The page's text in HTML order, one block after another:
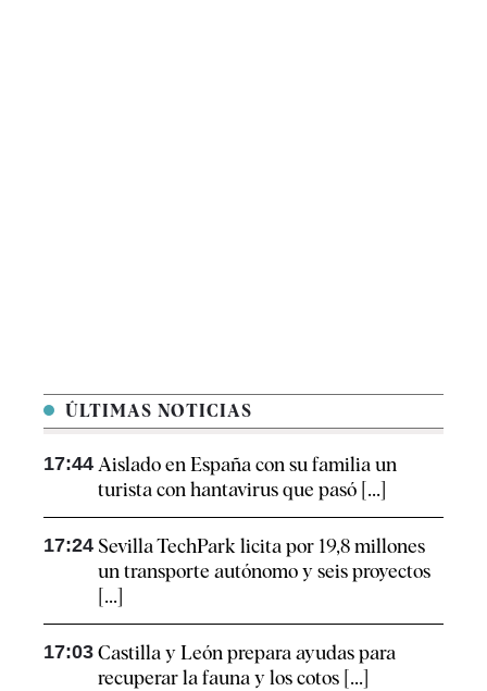
ÚLTIMAS NOTICIAS
17:44 Aislado en España con su familia un
turista con hantavirus que pasó [...]
17:24 Sevilla TechPark licita por 19,8 millones
un transporte autónomo y seis proyectos
[...]
17:03 Castilla y León prepara ayudas para
recuperar la fauna y los cotos [...]